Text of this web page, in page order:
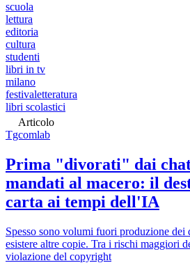
scuola
lettura
editoria
cultura
studenti
libri in tv
milano
festivaletteratura
libri scolastici
Articolo
Tgcomlab
Prima "divorati" dai
mandati al macero: il
carta ai tempi dell'IA
Spesso sono volumi fuori produzione dei
esistere altre copie. Tra i rischi maggiori
violazione del copyright